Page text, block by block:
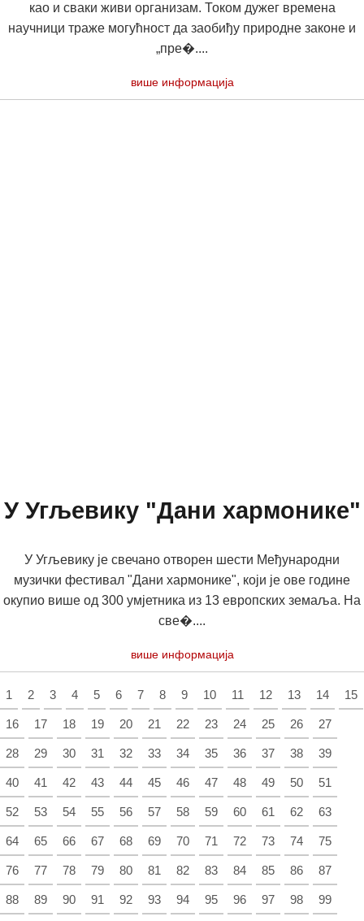
као и сваки живи организам. Током дужег времена
научници траже могућност да заобиђу природне законе и
„пре�....
више информација
У Угљевику "Дани хармонике"
У Угљевику је свечано отворен шести Међународни
музички фестивал "Дани хармонике", који је ове године
окупио више од 300 умјетника из 13 европских земаља. На
све�....
више информација
1 2 3 4 5 6 7 8 9 10 11 12 13 14 15
16 17 18 19 20 21 22 23 24 25 26 27
28 29 30 31 32 33 34 35 36 37 38 39
40 41 42 43 44 45 46 47 48 49 50 51
52 53 54 55 56 57 58 59 60 61 62 63
64 65 66 67 68 69 70 71 72 73 74 75
76 77 78 79 80 81 82 83 84 85 86 87
88 89 90 91 92 93 94 95 96 97 98 99